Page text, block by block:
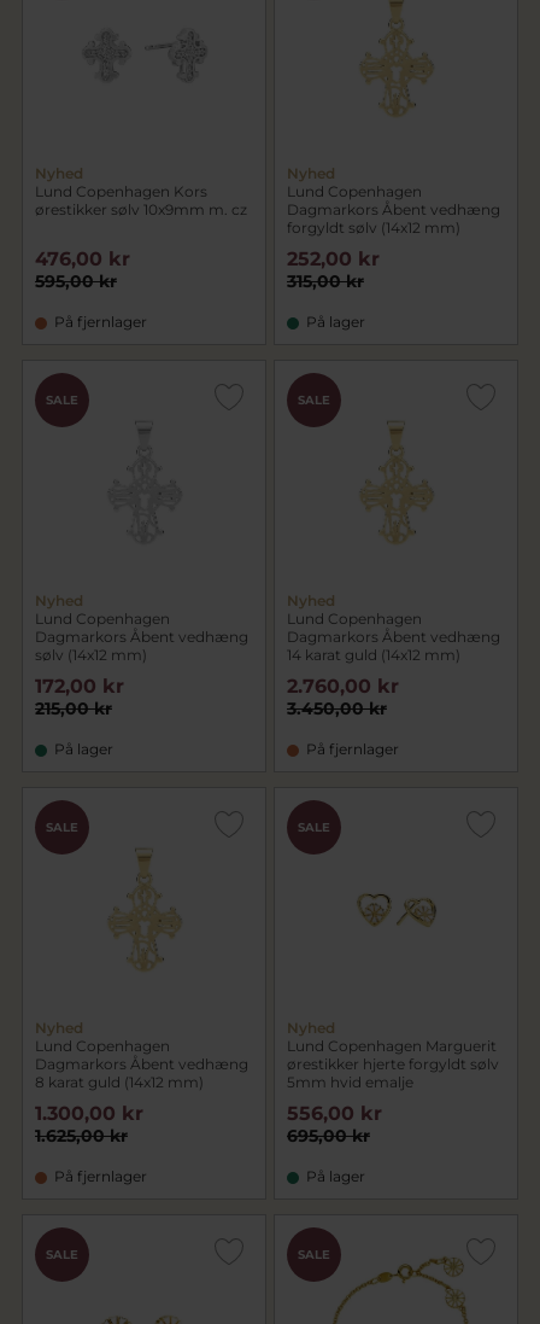
Nyhed
Lund Copenhagen Kors
ørestikker sølv 10x9mm m. cz
595,00 kr
476,00 kr
På fjernlager
Nyhed
Lund Copenhagen
Dagmarkors Åbent vedhæng
forgyldt sølv (14x12 mm)
315,00 kr
252,00 kr
På lager
SALE
Nyhed
Lund Copenhagen
Dagmarkors Åbent vedhæng
sølv (14x12 mm)
215,00 kr
172,00 kr
På lager
SALE
Nyhed
Lund Copenhagen
Dagmarkors Åbent vedhæng
14 karat guld (14x12 mm)
3.450,00 kr
2.760,00 kr
På fjernlager
SALE
Nyhed
Lund Copenhagen
Dagmarkors Åbent vedhæng
8 karat guld (14x12 mm)
1.625,00 kr
1.300,00 kr
På fjernlager
SALE
Nyhed
Lund Copenhagen Marguerit
ørestikker hjerte forgyldt sølv
5mm hvid emalje
695,00 kr
556,00 kr
På lager
SALE SALE